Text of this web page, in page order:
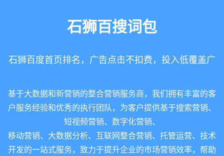
石狮百搜词包
石狮百度首页排名，广告点击不扣费，投入低覆盖广
基于大数据和新营销的整合营销服务商，我们拥有丰富的客
户服务经验和优秀的执行团队，为客户提供基于搜索营销、
短视频营销、数字化营销、
移动营销、大数据分析、互联网整合营销、托管运营、技术
开发的一站式服务，致力于提升企业的市场营销效率，帮助